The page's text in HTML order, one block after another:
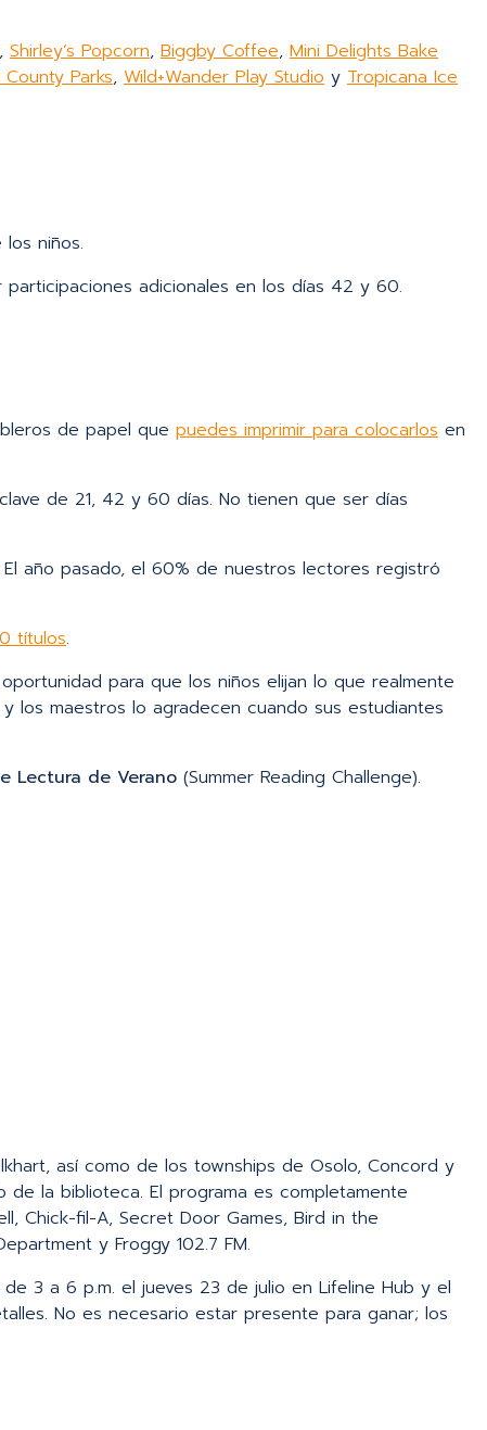
, Shirley’s Popcorn, Biggby Coffee, Mini Delights Bake
County Parks, Wild+Wander Play Studio y Tropicana Ice
niños.
adicionales en los días 42 y 60.
de papel que puedes imprimir para colocarlos en
de 21, 42 y 60 días. No tienen que ser días
El año pasado, el 60% de nuestros lectores registró
títulos.
para que los niños elijan lo que realmente
los maestros lo agradecen cuando sus estudiantes
Lectura de Verano (Summer Reading Challenge).
así como de los townships de Osolo, Concord y
la biblioteca. El programa es completamente
Chick-fil-A, Secret Door Games, Bird in the
y Froggy 102.7 FM.
3 a 6 p.m. el jueves 23 de julio en Lifeline Hub y el
No es necesario estar presente para ganar; los